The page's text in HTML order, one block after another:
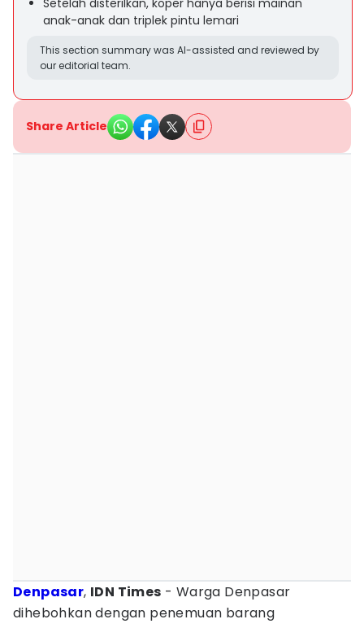
Setelah disterilkan, koper hanya berisi mainan
anak-anak dan triplek pintu lemari
This section summary was AI-assisted and reviewed by
our editorial team.
Share Article
Denpasar, IDN Times - Warga Denpasar
dihebohkan dengan penemuan barang